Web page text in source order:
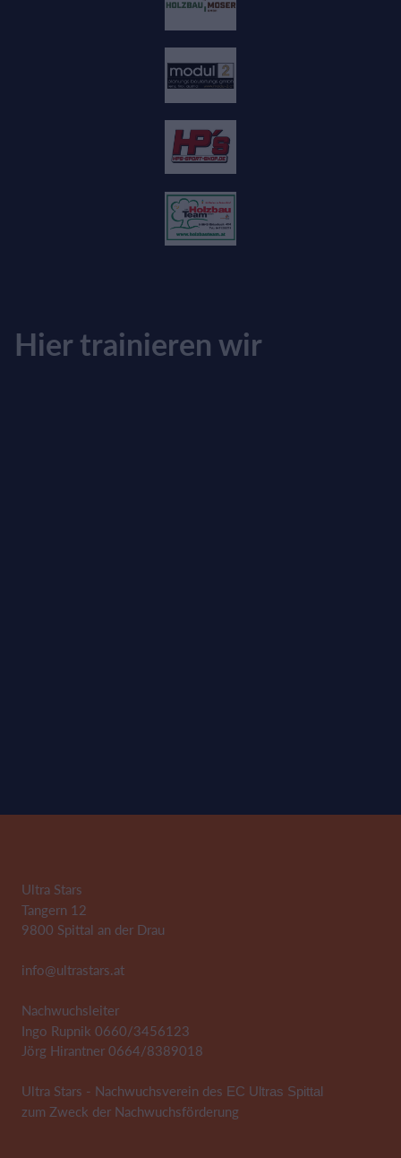
Hier trainieren wir
Ultra Stars
Tangern 12
9800 Spittal an der Drau
info@ultrastars.at
Nachwuchsleiter
Ingo Rupnik 0660/3456123
Jörg Hirantner 0664/8389018
Ultra Stars - Nachwuchsverein des EC Ultras Spittal
zum Zweck der Nachwuchsförderung